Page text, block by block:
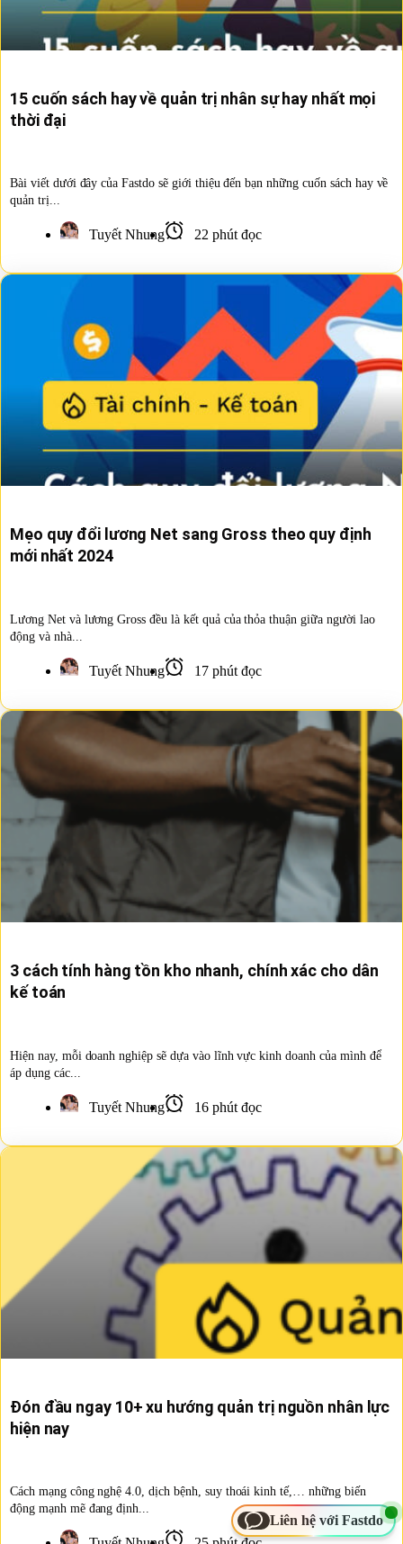
15 cuốn sách hay về quản trị nhân sự hay nhất mọi
thời đại
Bài viết dưới đây của Fastdo sẽ giới thiệu đến bạn những cuốn sách hay về
quản trị...
Tuyết Nhung 22 phút đọc
Mẹo quy đổi lương Net sang Gross theo quy định
mới nhất 2024
Lương Net và lương Gross đều là kết quả của thỏa thuận giữa người lao
động và nhà...
Tuyết Nhung 17 phút đọc
3 cách tính hàng tồn kho nhanh, chính xác cho dân
kế toán
Hiện nay, mỗi doanh nghiệp sẽ dựa vào lĩnh vực kinh doanh của mình để
áp dụng các...
Tuyết Nhung 16 phút đọc
Đón đầu ngay 10+ xu hướng quản trị nguồn nhân lực
hiện nay
Cách mạng công nghệ 4.0, dịch bệnh, suy thoái kinh tế,… những biến
động mạnh mẽ đang định...
Liên hệ với Fastdo